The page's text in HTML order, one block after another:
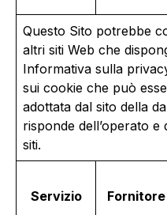
Questo Sito potrebbe
altri siti Web che
Informativa sulla
sui cookie che può
adottata dal sito della
risponde dell’operato
siti.
Servizio Fornitore